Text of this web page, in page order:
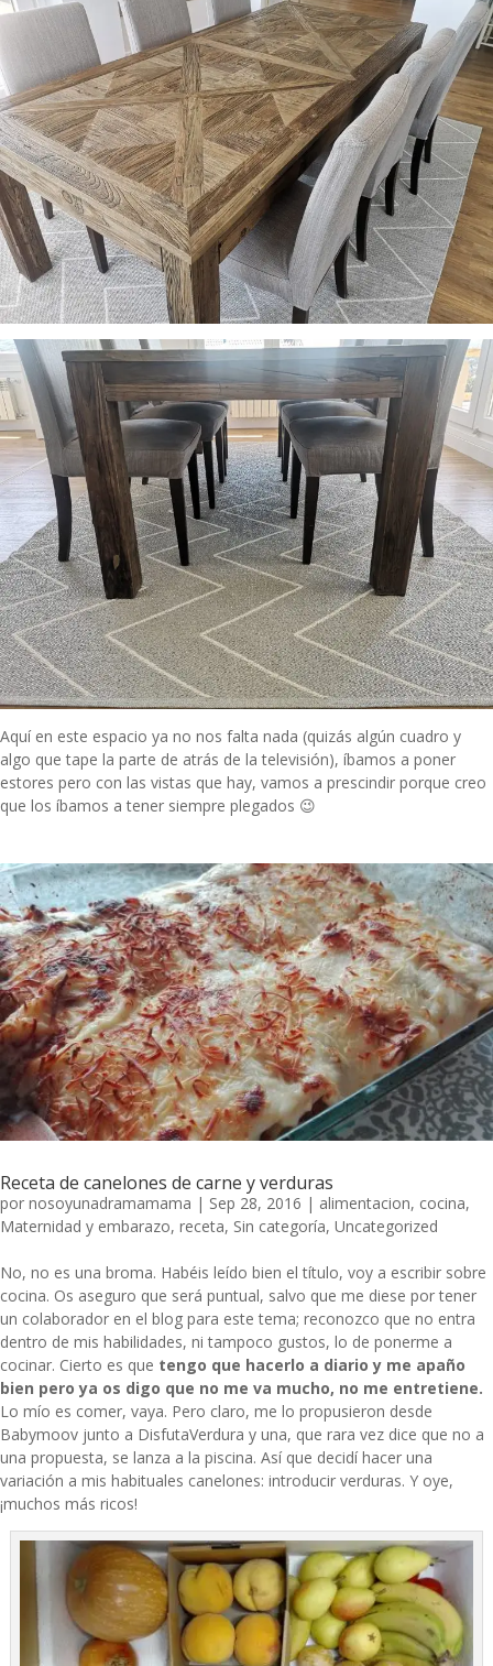
Aquí en este espacio ya no nos falta nada (quizás algún cuadro y
algo que tape la parte de atrás de la televisión), íbamos a poner
estores pero con las vistas que hay, vamos a prescindir porque creo
que los íbamos a tener siempre plegados 😉
Receta de canelones de carne y verduras
por nosoyunadramamama | Sep 28, 2016 | alimentacion, cocina,
Maternidad y embarazo, receta, Sin categoría, Uncategorized
No, no es una broma. Habéis leído bien el título, voy a escribir sobre
cocina. Os aseguro que será puntual, salvo que me diese por tener
un colaborador en el blog para este tema; reconozco que no entra
dentro de mis habilidades, ni tampoco gustos, lo de ponerme a
cocinar. Cierto es que tengo que hacerlo a diario y me apaño
bien pero ya os digo que no me va mucho, no me entretiene.
Lo mío es comer, vaya. Pero claro, me lo propusieron desde
Babymoov junto a DisfutaVerdura y una, que rara vez dice que no a
una propuesta, se lanza a la piscina. Así que decidí hacer una
variación a mis habituales canelones: introducir verduras. Y oye,
¡muchos más ricos!